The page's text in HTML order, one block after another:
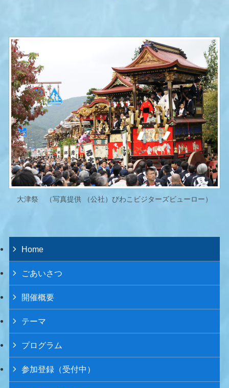
大津祭 （写真提供 （公社）びわこビジターズビューロー）
Home
ごあいさつ
開催概要
テーマ
プログラム
参加登録（受付中）